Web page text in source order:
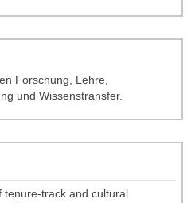
Forschung, Lehre,
und Wissenstransfer.
track and cultural